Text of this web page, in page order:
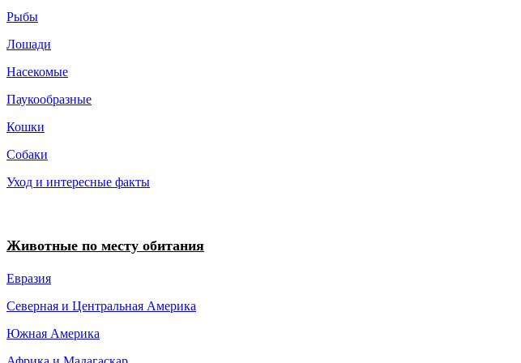
Рыбы
Лошади
Насекомые
Паукообразные
Кошки
Собаки
Уход и интересные факты
Животные по месту обитания
Евразия
Северная и Центральная Америка
Южная Америка